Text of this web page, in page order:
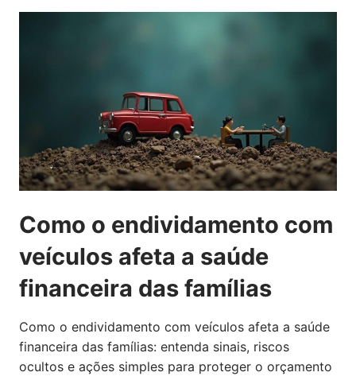
Como o endividamento com
veículos afeta a saúde
financeira das famílias
Como o endividamento com veículos afeta a saúde
financeira das famílias: entenda sinais, riscos
ocultos e ações simples para proteger o orçamento